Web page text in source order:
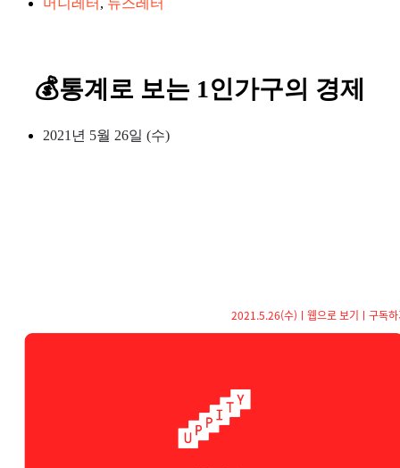
💰통계로 보는 1인가구의 경제
2021년 5월 26일 (수)
2021.5.26(수) ㅣ 웹으로 보기 ㅣ 구독